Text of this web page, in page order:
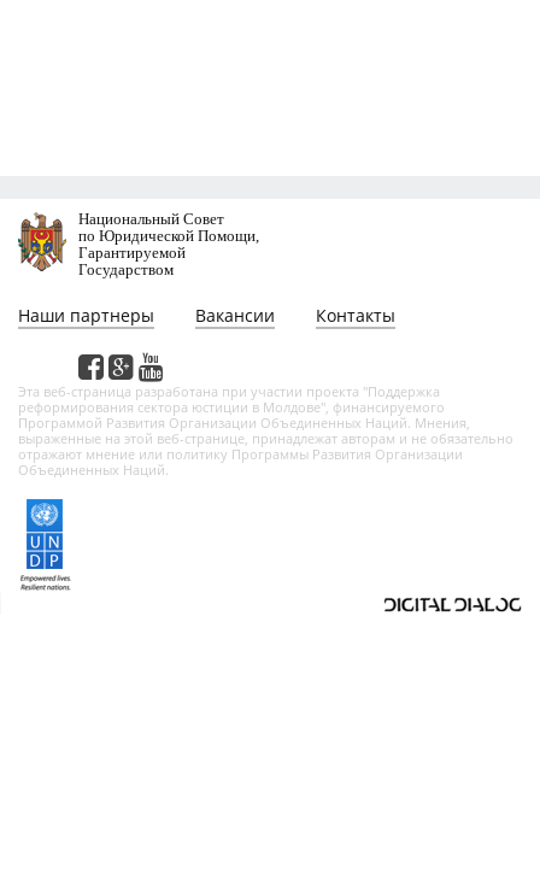
Национальный Совет
по Юридической Помощи,
Гарантируемой
Государством
Наши партнеры Вакансии Контакты
Этa веб-страница разработана при участии проекта "Поддержка
реформирования сектора юстиции в Молдове", финансируемого
Программой Развития Организации Объединенных Наций. Мнения,
выраженные на этой веб-страницe, принадлежат авторам и не обязательно
отражают мнение или политику Программы Развития Организации
Объединенных Наций.